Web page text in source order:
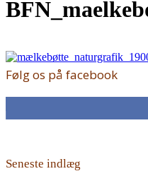
Følg os på facebook
Seneste indlæg